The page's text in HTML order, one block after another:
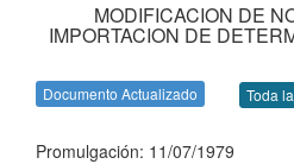
MODIFICACION DE
IMPORTACION DE
Documento Actualizado Toda
Promulgación: 11/07/1979